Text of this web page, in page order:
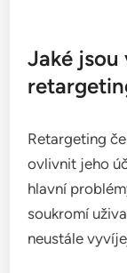
zajištění, že
účinné.
které osloví
obrázky nebo